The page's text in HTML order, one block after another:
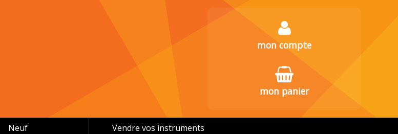
mon compte
mon panier
Neuf
Vendre vos instruments